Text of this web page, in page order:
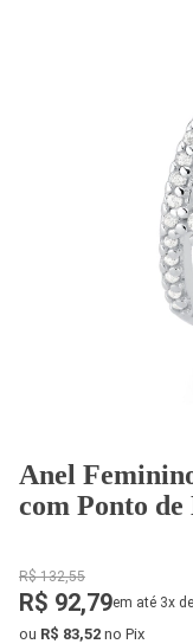
Anel
com Ponto de
R$ 132,55
R$ 92,79em até 3x
ou R$ 83,52 no Pix